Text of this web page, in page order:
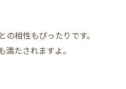
相性もぴったりです。
たされますよ。